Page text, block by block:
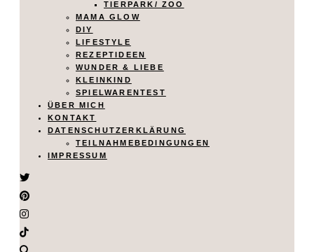
TIERPARK/ ZOO
MAMA GLOW
DIY
LIFESTYLE
REZEPTIDEEN
WUNDER & LIEBE
KLEINKIND
SPIELWARENTEST
ÜBER MICH
KONTAKT
DATENSCHUTZERKLÄRUNG
TEILNAHMEBEDINGUNGEN
IMPRESSUM